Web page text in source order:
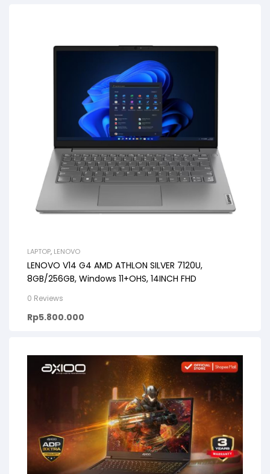
LAPTOP, LENOVO
LENOVO V14 G4 AMD ATHLON SILVER 7120U,
8GB/256GB, Windows 11+OHS, 14INCH FHD
0 Reviews
Rp5.800.000